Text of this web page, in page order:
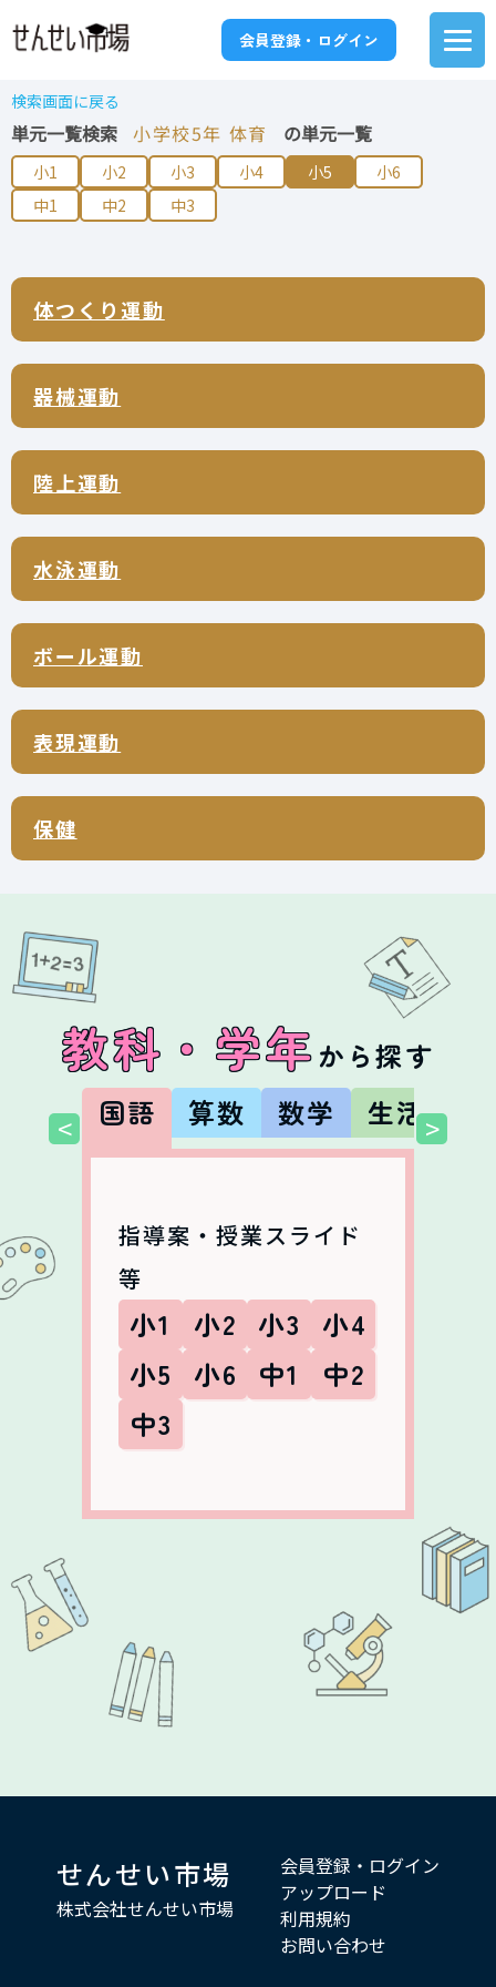
会員登録・ログイン
検索画面に戻る
単元一覧検索 小学校5年 体育 の単元一覧
小1 小2 小3 小4 小5
小6
中1
中2 中3
体つくり運動
器械運動
陸上運動
水泳運動
ボール運動
表現運動
保健
教科・学年 から探す
国語
算数 数学 生活
< >
指導案・授業スライド
等
小1 小2 小3
小4
小5
小6 中1
中2
中3
せんせい市場
株式会社せんせい市場
会員登録・ログイン
アップロード
利用規約
お問い合わせ